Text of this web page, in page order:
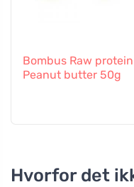
Bombus Raw protein
Peanut butter 50g
Hvorfor det